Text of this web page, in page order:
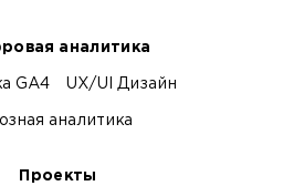
аналитика
GA4 UX/UI Дизайн
аналитика
Проекты